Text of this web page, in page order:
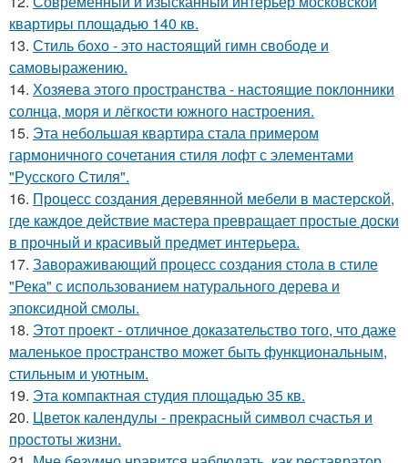
квартиры площадью 140 кв.
13. Стиль бохо - это настоящий гимн свободе и
самовыражению.
14. Хозяева этого пространства - настоящие поклонники
солнца, моря и лёгкости южного настроения.
15. Эта небольшая квартира стала примером
гармоничного сочетания стиля лофт с элементами
"Русского Стиля".
16. Процесс создания деревянной мебели в мастерской,
где каждое действие мастера превращает простые доски
в прочный и красивый предмет интерьера.
17. Завораживающий процесс создания стола в стиле
"Река" с использованием натурального дерева и
эпоксидной смолы.
18. Этот проект - отличное доказательство того, что даже
маленькое пространство может быть функциональным,
стильным и уютным.
19. Эта компактная студия площадью 35 кв.
20. Цветок календулы - прекрасный символ счастья и
простоты жизни.